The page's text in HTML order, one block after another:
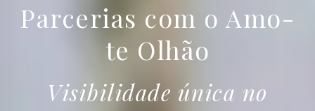
Parcerias com o Amo-
te Olhão
Visibilidade única no